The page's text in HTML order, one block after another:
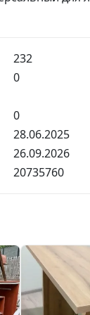
sm.
har qanday
110
232
0
0
28.06.2025
26.09.2026
20735760